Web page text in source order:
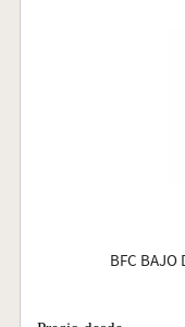
BFC BAJO